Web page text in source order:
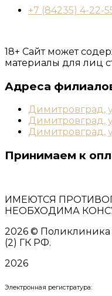
+7 (84235) 4-22-
18+ Сайт может
материалы для лиц
Адреса
Димитровград,
Димитровград,
Димитровград,
Принимаем к
ИМЕЮТСЯ
НЕОБХОДИМА
2026 © Поликлиника
(2) ГК РФ.
2026
Электронная регистратура: